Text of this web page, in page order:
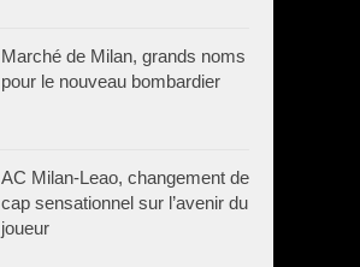
Marché de Milan, grands noms
pour le nouveau bombardier
AC Milan-Leao, changement de
cap sensationnel sur l’avenir du
joueur